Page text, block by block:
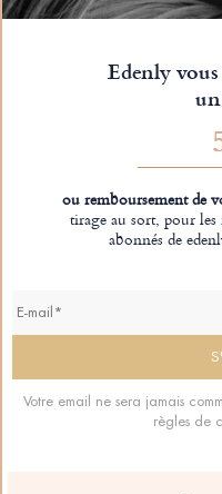
Edenly
ou remboursement de
tirage au sort, pour
abonnés de
Votre email ne sera jamais
règles de